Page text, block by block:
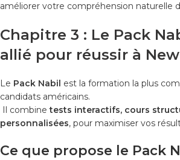
améliorer votre compréhension naturelle
Chapitre 3 : Le Pack
allié pour réussir à
Le Pack Nabil est la formation la plus
candidats américains.
Il combinetests interactifs, cours
personnalisées, pour maximiser vos
Ce que propose le Pack